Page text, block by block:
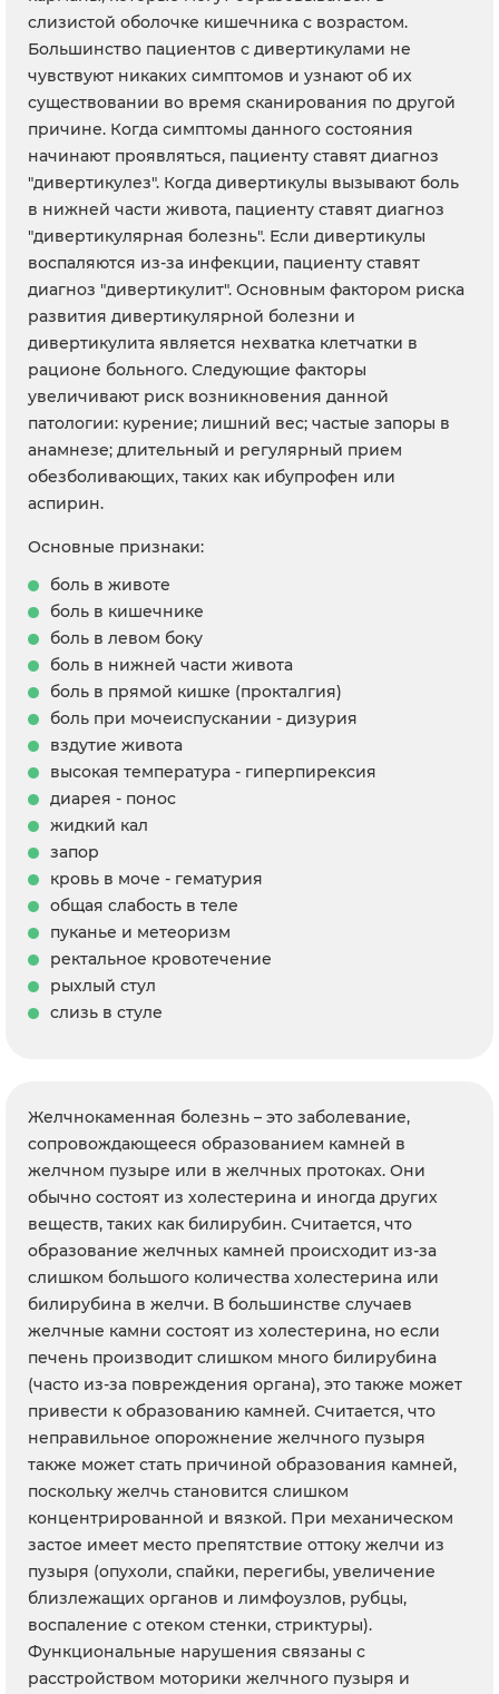
слизистой оболочке кишечника с возрастом.
Большинство пациентов с дивертикулами не
чувствуют никаких симптомов и узнают об их
существовании во время сканирования по другой
причине. Когда симптомы данного состояния
начинают проявляться, пациенту ставят диагноз
"дивертикулез". Когда дивертикулы вызывают боль
в нижней части живота, пациенту ставят диагноз
"дивертикулярная болезнь". Если дивертикулы
воспаляются из-за инфекции, пациенту ставят
диагноз "дивертикулит". Основным фактором риска
развития дивертикулярной болезни и
дивертикулита является нехватка клетчатки в
рационе больного. Следующие факторы
увеличивают риск возникновения данной
патологии: курение; лишний вес; частые запоры в
анамнезе; длительный и регулярный прием
обезболивающих, таких как ибупрофен или
аспирин.
Основные признаки:
боль в животе
боль в кишечнике
боль в левом боку
боль в нижней части живота
боль в прямой кишке (прокталгия)
боль при мочеиспускании - дизурия
вздутие живота
высокая температура - гиперпирексия
диарея - понос
жидкий кал
запор
кровь в моче - гематурия
общая слабость в теле
пуканье и метеоризм
ректальное кровотечение
рыхлый стул
слизь в стуле
Желчнокаменная болезнь – это заболевание,
сопровождающееся образованием камней в
желчном пузыре или в желчных протоках. Они
обычно состоят из холестерина и иногда других
веществ, таких как билирубин. Считается, что
образование желчных камней происходит из-за
слишком большого количества холестерина или
билирубина в желчи. В большинстве случаев
желчные камни состоят из холестерина, но если
печень производит слишком много билирубина
(часто из-за повреждения органа), это также может
привести к образованию камней. Считается, что
неправильное опорожнение желчного пузыря
также может стать причиной образования камней,
поскольку желчь становится слишком
концентрированной и вязкой. При механическом
застое имеет место препятствие оттоку желчи из
пузыря (опухоли, спайки, перегибы, увеличение
близлежащих органов и лимфоузлов, рубцы,
воспаление с отеком стенки, стриктуры).
Функциональные нарушения связаны с
расстройством моторики желчного пузыря и